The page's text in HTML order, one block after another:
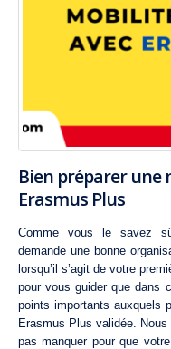
Bien préparer une
Erasmus Plus
Comme vous le savez
demande une bonne
lorsqu’il s’agit de votre
pour vous guider que dans
points importants auxquels
Erasmus Plus validée.
pas manquer pour que